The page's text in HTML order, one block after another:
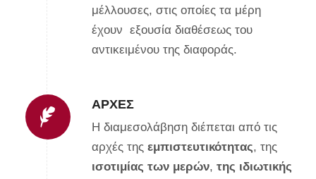
μέλλουσες, στις οποίες τα μέρη
έχουν εξουσία διαθέσεως του
αντικειμένου της διαφοράς.
ΑΡΧΈΣ
Η διαμεσολάβηση διέπεται από τις
αρχές της εμπιστευτικότητας, της
ισοτιμίας των μερών, της ιδιωτικής